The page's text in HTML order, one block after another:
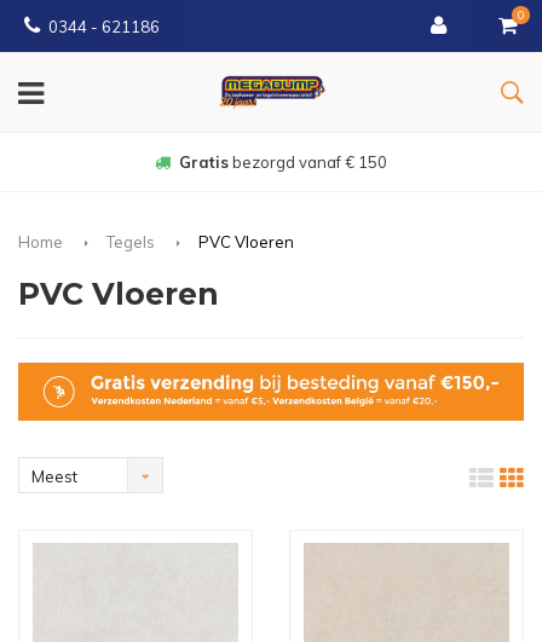
0344 - 621186
0
Gratisbezorgd vanaf € 150
Home Tegels PVC Vloeren
PVC Vloeren
Meest